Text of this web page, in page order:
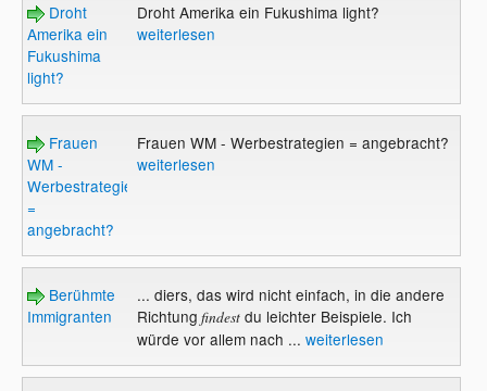
Droht
Amerika ein
Fukushima
light?
Droht Amerika ein Fukushima light?
weiterlesen
Frauen
WM -
Werbestrategien
=
angebracht?
Frauen WM - Werbestrategien = angebracht?
weiterlesen
Berühmte
Immigranten
... diers, das wird nicht einfach, in die andere
Richtung findestdu leichter Beispiele. Ich
würde vor allem nach ... weiterlesen